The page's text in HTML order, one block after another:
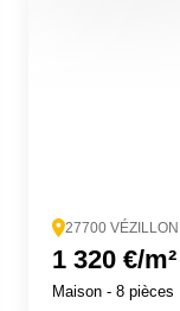
27700 VÉZILLON
1 320 €/m²
Maison - 8 pièces